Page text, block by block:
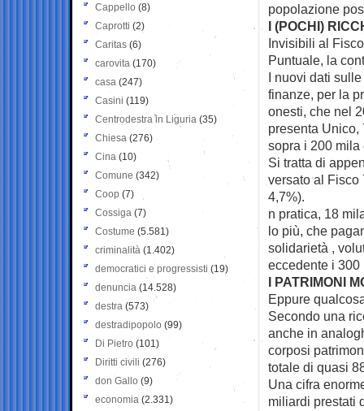
popolazione
I (POCHI)
Invisibili al
Puntuale, la
I nuovi dati
finanze, per la
onesti, che nel
presenta
sopra i 200 mila
Si tratta di
versato al Fisco
4,7%).
n pratica, 18
lo più, che
solidarietà ,
eccedente i 300
I PATRIMONI
Eppure
Secondo una
anche in
corposi
totale di quasi
Una cifra
miliardi prestati
Cappello (8)
Caprotti (2)
Caritas (6)
carovita (170)
casa (247)
Casini (119)
Centrodestra in Liguria (35)
Chiesa (276)
Cina (10)
Comune (342)
Coop (7)
Cossiga (7)
Costume (5.581)
criminalità (1.402)
democratici e progressisti (19)
denuncia (14.528)
destra (573)
destradipopolo (99)
Di Pietro (101)
Diritti civili (276)
don Gallo (9)
economia (2.331)